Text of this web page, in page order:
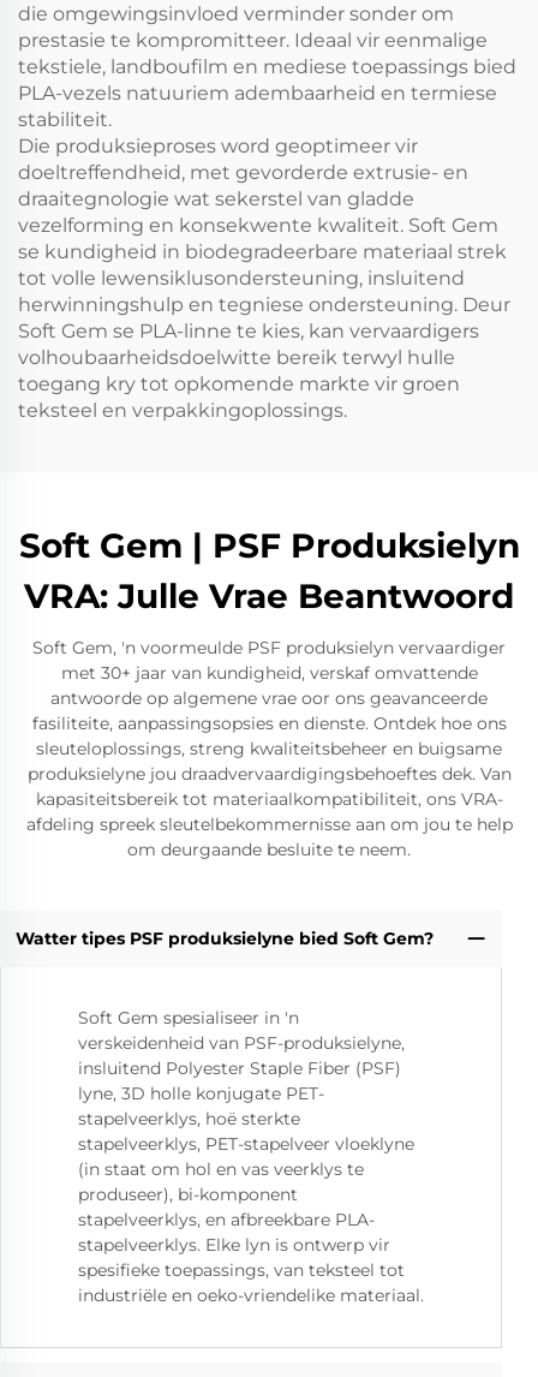
die omgewingsinvloed verminder sonder om
prestasie te kompromitteer. Ideaal vir eenmalige
tekstiele, landboufilm en mediese toepassings bied
PLA-vezels natuuriem adembaarheid en termiese
stabiliteit.
Die produksieproses word geoptimeer vir
doeltreffendheid, met gevorderde extrusie- en
draaitegnologie wat sekerstel van gladde
vezelforming en konsekwente kwaliteit. Soft Gem
se kundigheid in biodegradeerbare materiaal strek
tot volle lewensiklusondersteuning, insluitend
herwinningshulp en tegniese ondersteuning. Deur
Soft Gem se PLA-linne te kies, kan vervaardigers
volhoubaarheidsdoelwitte bereik terwyl hulle
toegang kry tot opkomende markte vir groen
teksteel en verpakkingoplossings.
Soft Gem | PSF Produksielyn
VRA: Julle Vrae Beantwoord
Soft Gem, 'n voormeulde PSF produksielyn vervaardiger
met 30+ jaar van kundigheid, verskaf omvattende
antwoorde op algemene vrae oor ons geavanceerde
fasiliteite, aanpassingsopsies en dienste. Ontdek hoe ons
sleuteloplossings, streng kwaliteitsbeheer en buigsame
produksielyne jou draadvervaardigingsbehoeftes dek. Van
kapasiteitsbereik tot materiaalkompatibiliteit, ons VRA-
afdeling spreek sleutelbekommernisse aan om jou te help
om deurgaande besluite te neem.
Watter tipes PSF produksielyne bied Soft Gem?
Soft Gem spesialiseer in 'n
verskeidenheid van PSF-produksielyne,
insluitend Polyester Staple Fiber (PSF)
lyne, 3D holle konjugate PET-
stapelveerklys, hoë sterkte
stapelveerklys, PET-stapelveer vloeklyne
(in staat om hol en vas veerklys te
produseer), bi-komponent
stapelveerklys, en afbreekbare PLA-
stapelveerklys. Elke lyn is ontwerp vir
spesifieke toepassings, van teksteel tot
industriële en oeko-vriendelike materiaal.